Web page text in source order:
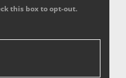
this box to opt-out.